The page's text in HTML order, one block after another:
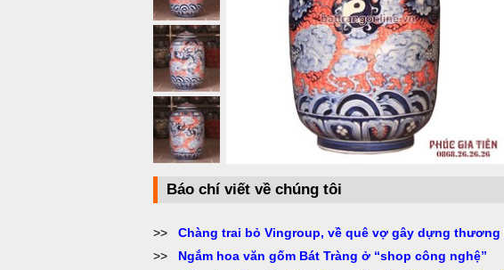
Báo chí viết về chúng tôi
>> Chàng trai bỏ Vingroup, về quê vợ gây dựng thương
>> Ngắm hoa văn gốm Bát Tràng ở “shop công nghệ”